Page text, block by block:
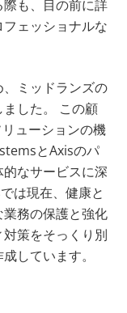
も、目の前に詳
ェッショナルな
ミッドランズの
した。 この顧
ューションの機
とAxisのパ
なサービスに深
は現在、健康と
務の保護と強化
策をそっくり別
しています。